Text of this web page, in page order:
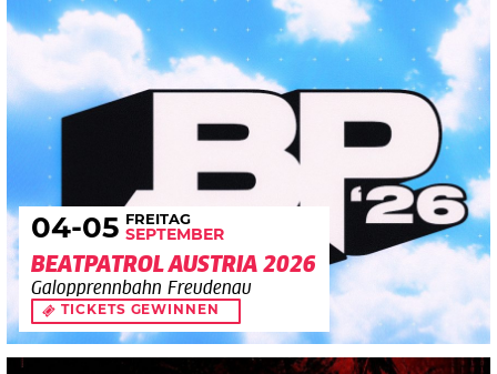
04-05 FREITAG
SEPTEMBER
BEATPATROL AUSTRIA 2026
Galopprennbahn Freudenau
TICKETS GEWINNEN